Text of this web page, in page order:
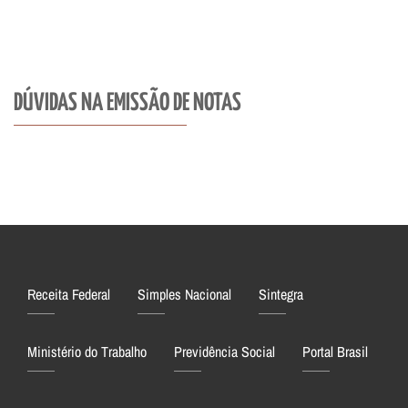
DÚVIDAS NA EMISSÃO DE NOTAS
Receita Federal Simples Nacional Sintegra
Ministério do Trabalho Previdência Social Portal Brasil